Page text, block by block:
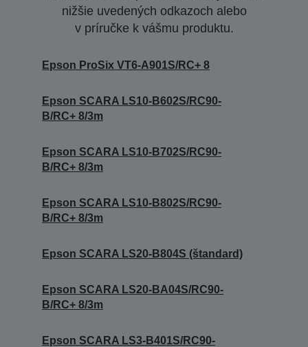
nižšie uvedených odkazoch alebo
v príručke k vášmu produktu.
Epson ProSix VT6-A901S/RC+ 8
Epson SCARA LS10-B602S/RC90-
B/RC+ 8/3m
Epson SCARA LS10-B702S/RC90-
B/RC+ 8/3m
Epson SCARA LS10-B802S/RC90-
B/RC+ 8/3m
Epson SCARA LS20-B804S (štandard)
Epson SCARA LS20-BA04S/RC90-
B/RC+ 8/3m
Epson SCARA LS3-B401S/RC90-